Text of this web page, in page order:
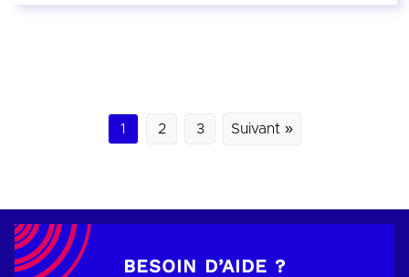
1 2 3 Suivant »
BESOIN D’AIDE ?